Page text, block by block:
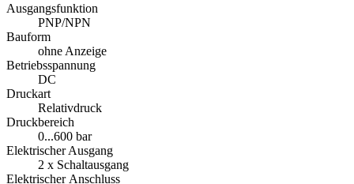
Ausgangsfunktion
PNP/NPN
Bauform
ohne Anzeige
Betriebsspannung
DC
Druckart
Relativdruck
Druckbereich
0...600 bar
Elektrischer Ausgang
2 x Schaltausgang
Elektrischer Anschluss